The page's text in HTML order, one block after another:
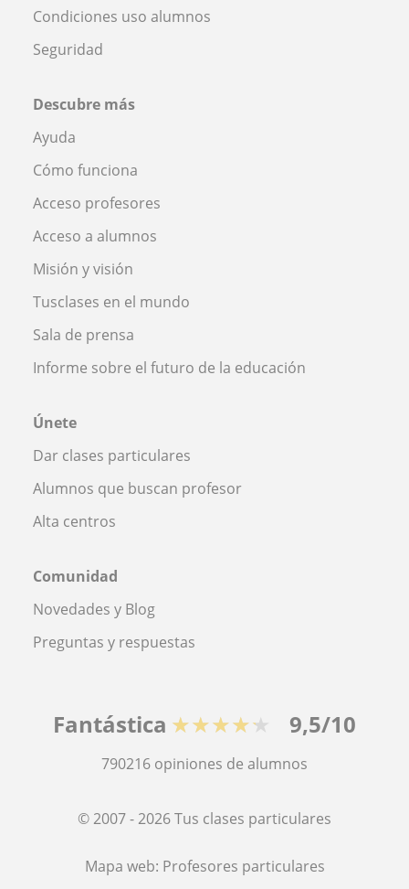
Condiciones uso alumnos
Seguridad
Descubre más
Ayuda
Cómo funciona
Acceso profesores
Acceso a alumnos
Misión y visión
Tusclases en el mundo
Sala de prensa
Informe sobre el futuro de la educación
Únete
Dar clases particulares
Alumnos que buscan profesor
Alta centros
Comunidad
Novedades y Blog
Preguntas y respuestas
Fantástica ★★★★★ 9,5/10
790216 opiniones de alumnos
© 2007 - 2026 Tus clases particulares
Mapa web: Profesores particulares